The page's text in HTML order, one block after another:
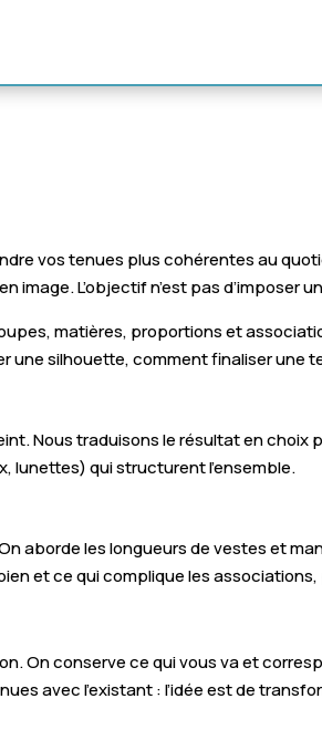
vos tenues plus cohérentes au
L’objectif n’est pas d’imposer
matières, proportions et
silhouette, comment finaliser une
Nous traduisons le résultat en
lunettes) qui structurent l’ensemble.
aborde les longueurs de vestes et
et ce qui complique les associations,
On conserve ce qui vous va et
avec l’existant : l’idée est de